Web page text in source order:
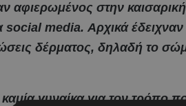
αφιερωμένος στην
media. Αρχικά
δέρματος, δηλαδή το
γυναίκα για τον τρόπο